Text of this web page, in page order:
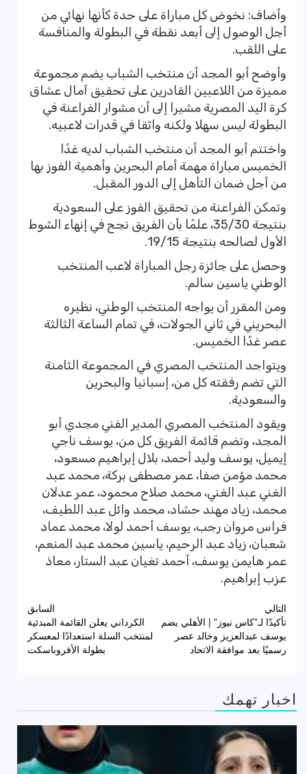
وأضاف: نخوض كل مباراة على حدة كأنها نهائي من
أجل الوصول إلى أبعد نقطة في البطولة والمنافسة
على اللقب.
وأوضح أبو المجد أن منتخب الشباب يضم مجموعة
مميزة من اللاعبين القادرين على تحقيق آمال عشاق
كرة اليد المصرية مشيرا إلى أن مشوار الفراعنة في
البطولة ليس سهلا ولكنه واثقا في قدرات لاعبيه.
واختتم أبو المجد أن منتخب الشباب لديه غدًا
الخميس مباراة مهمة أمام البحرين وأهمية الفوز بها
من أجل ضمان التأهل إلى الدور المقبل.
وتمكن الفراعنة من تحقيق الفوز على السعودية
بنتيجة 35/30، علمًا بأن الفريق نجح في إنهاء الشوط
الأول لصالحه بنتيجة 19/15.
وحصل على جائزة رجل المباراة لاعب المنتخب
الوطني ياسين سالم.
ومن المقرر أن يواجه المنتخب الوطني، نظيره
البحريني في ثاني الجولات، في تمام الساعة الثالثة
عصر غدًا الخميس.
ويتواجد المنتخب المصري في المجموعة الثامنة
التي تضم رفقته كل من، إسبانيا والبحرين
والسعودية.
ويقود المنتخب المصري المدير الفني مجدي أبو
المجد، وتضم قائمة الفريق كل من، يوسف ناجي
إيميل، يوسف وليد أحمد، بلال إبراهيم مسعود،
محمد مؤمن صفا، عمر مصطفى بركة، محمد عبد
الغني عبد الغني، محمد صلاح محمود، عمر عدلان
محمد، زياد مهند حشاد، محمد وائل عبد اللطيف،
فراس مروان رجب، يوسف أحمد لولا، محمد عماد
شعبان، زياد عبد الرحيم، ياسين محمد عبد المنعم،
عمر هايمن يوسف، أحمد تغيان عبد الستار، معاذ
عزب إبراهيم.
تصفّح
المقالات
السابق
الكرداني يعلن القائمة المبدئية
لمنتخب السلة استعدادًا لمعسكر
بطولة الأفروباسكت
التالي
تأكيدًا لـ”كاس نيوز” | الأهلي يضم
يوسف عبدالعزيز وخالد عصر
رسميًا بعد موافقة الاتحاد
اخبار تهمك